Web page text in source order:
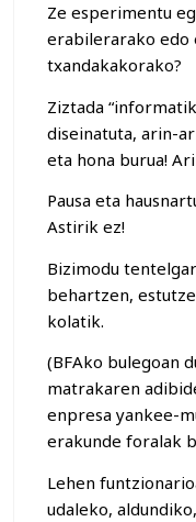
Ze esperimentu
erabilerarako
txandakakorako?
Ziztada
diseinatuta, arin-
eta hona burua!
Pausa eta
Astirik ez!
Bizimodu
behartzen,
kolatik.
(BFAko bulegoan
matrakaren
enpresa yankee-
erakunde foralak
Lehen
udaleko,